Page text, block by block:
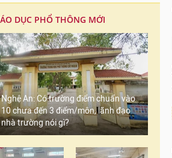
DỤC PHỔ THÔNG MỚI
Nghệ An: Có trường điểm chuẩn vào
10 chưa đến 3 điểm/môn, lãnh đạo
nhà trường nói gì?